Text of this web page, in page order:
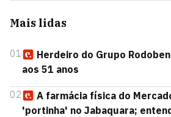
Mais lidas
01
Herdeiro do Grupo
aos 51 anos
02
A farmácia física do
'portinha' no Jabaquara;